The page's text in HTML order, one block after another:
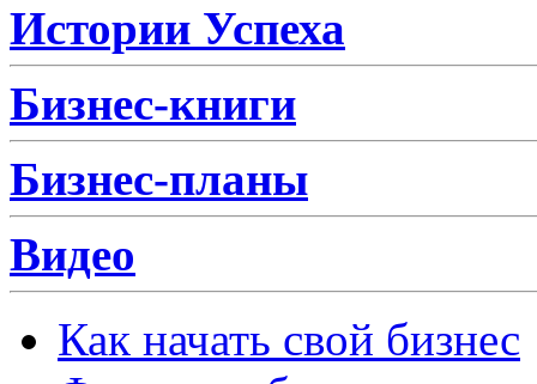
Истории Успеха
Бизнес-книги
Бизнес-планы
Видео
Как начать свой бизнес